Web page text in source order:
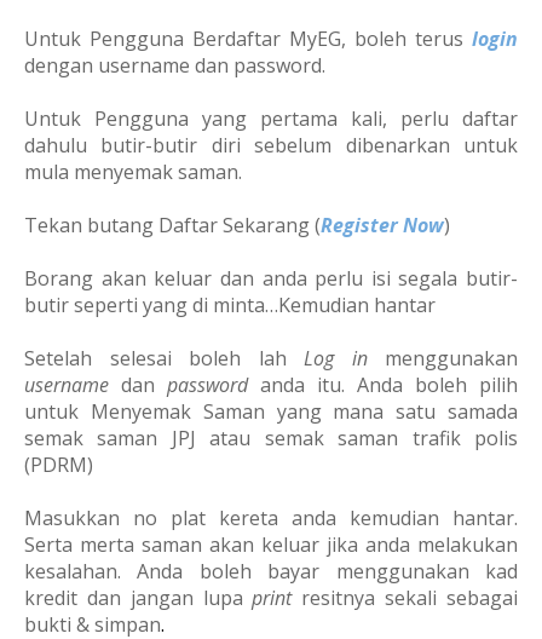
Untuk Pengguna Berdaftar MyEG, boleh terus login
dengan username dan password.
Untuk Pengguna yang pertama kali, perlu daftar
dahulu butir-butir diri sebelum dibenarkan untuk
mula menyemak saman.
Tekan butang Daftar Sekarang (Register Now)
Borang akan keluar dan anda perlu isi segala butir-
butir seperti yang di minta…Kemudian hantar
Setelah selesai boleh lah Log inmenggunakan
username dan passwordanda itu. Anda boleh pilih
untuk Menyemak Saman yang mana satu samada
semak saman JPJ atau semak saman trafik polis
(PDRM)
Masukkan no plat kereta anda kemudian hantar.
Serta merta saman akan keluar jika anda melakukan
kesalahan. Anda boleh bayar menggunakan kad
kredit dan jangan lupaprintresitnya sekali sebagai
bukti & simpan.